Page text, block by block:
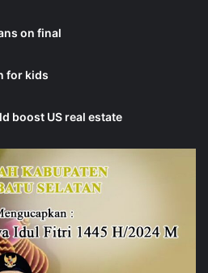
on final
for kids
boost US real estate